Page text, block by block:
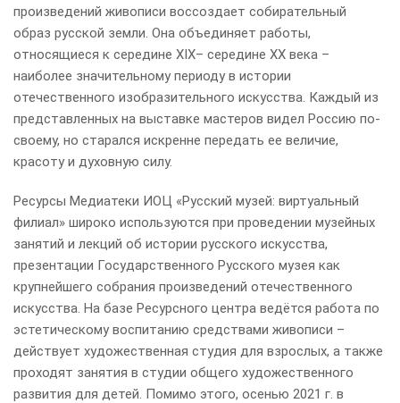
произведений живописи воссоздает собирательный
образ русской земли. Она объединяет работы,
относящиеся к середине XIX– середине XX века –
наиболее значительному периоду в истории
отечественного изобразительного искусства. Каждый из
представленных на выставке мастеров видел Россию по-
своему, но старался искренне передать ее величие,
красоту и духовную силу.
Ресурсы Медиатеки ИОЦ «Русский музей: виртуальный
филиал» широко используются при проведении музейных
занятий и лекций об истории русского искусства,
презентации Государственного Русского музея как
крупнейшего собрания произведений отечественного
искусства. На базе Ресурсного центра ведётся работа по
эстетическому воспитанию средствами живописи –
действует художественная студия для взрослых, а также
проходят занятия в студии общего художественного
развития для детей. Помимо этого, осенью 2021 г. в